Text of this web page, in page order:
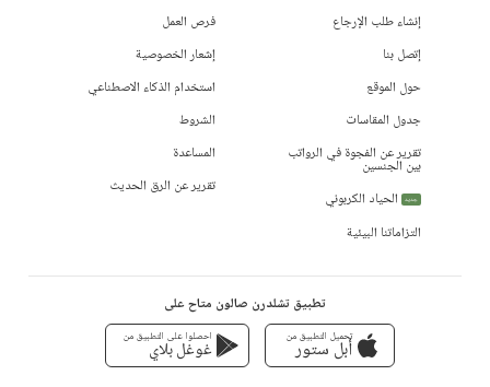
إنشاء طلب الإرجاع
إتصل بنا
حول الموقع
جدول المقاسات
تقرير عن الفجوة في الرواتب
بين الجنسين
جديد
الحياد الكربوني
التزاماتنا البيئية
فرص العمل
إشعار الخصوصية
استخدام الذكاء الاصطناعي
الشروط
المساعدة
تقرير عن الرق الحديث
تطبيق تشلدرن صالون متاح على
تحميل التطبيق من
أبل ستور
احصلوا على التطبيق من
غوغل بلاي